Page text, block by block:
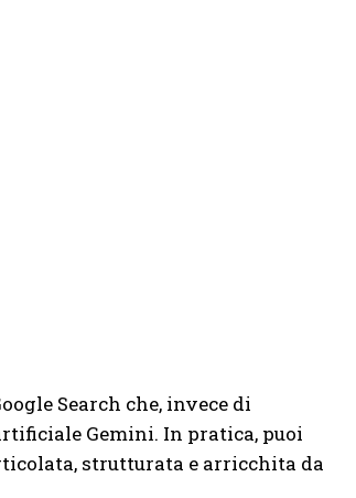
Search che, invece di
Gemini. In pratica, puoi
strutturata e arricchita da